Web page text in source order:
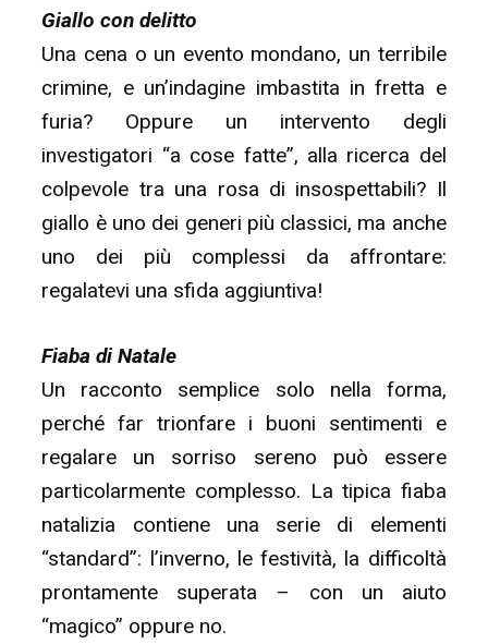
Giallo con delitto
Una cena o un evento mondano, un terribile
crimine, e un’indagine imbastita in fretta e
furia? Oppure un intervento degli
investigatori “a cose fatte”, alla ricerca del
colpevole tra una rosa di insospettabili? Il
giallo è uno dei generi più classici, ma anche
uno dei più complessi da affrontare:
regalatevi una sfida aggiuntiva!
Fiaba di Natale
Un racconto semplice solo nella forma,
perché far trionfare i buoni sentimenti e
regalare un sorriso sereno può essere
particolarmente complesso. La tipica fiaba
natalizia contiene una serie di elementi
“standard”: l’inverno, le festività, la difficoltà
prontamente superata – con un aiuto
“magico” oppure no.